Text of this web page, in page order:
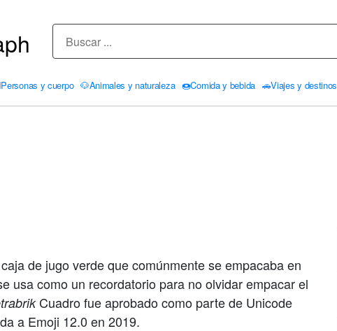
Personas y cuerpo 🐶Animales y naturaleza 🍩Comida y bebida 🚗Viajes y destinos
de jugo verde que comúnmente se empacaba en
usa como un recordatorio para no olvidar empacar el
Cuadro fue aprobado como parte de Unicode
a Emoji 12.0 en 2019.